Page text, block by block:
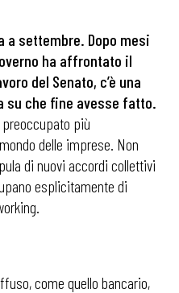
a settembre. Dopo mesi
ha affrontato il
del Senato, c’è una
su che fine avesse fatto.
più
delle imprese. Non
di nuovi accordi collettivi
esplicitamente di
come quello bancario,